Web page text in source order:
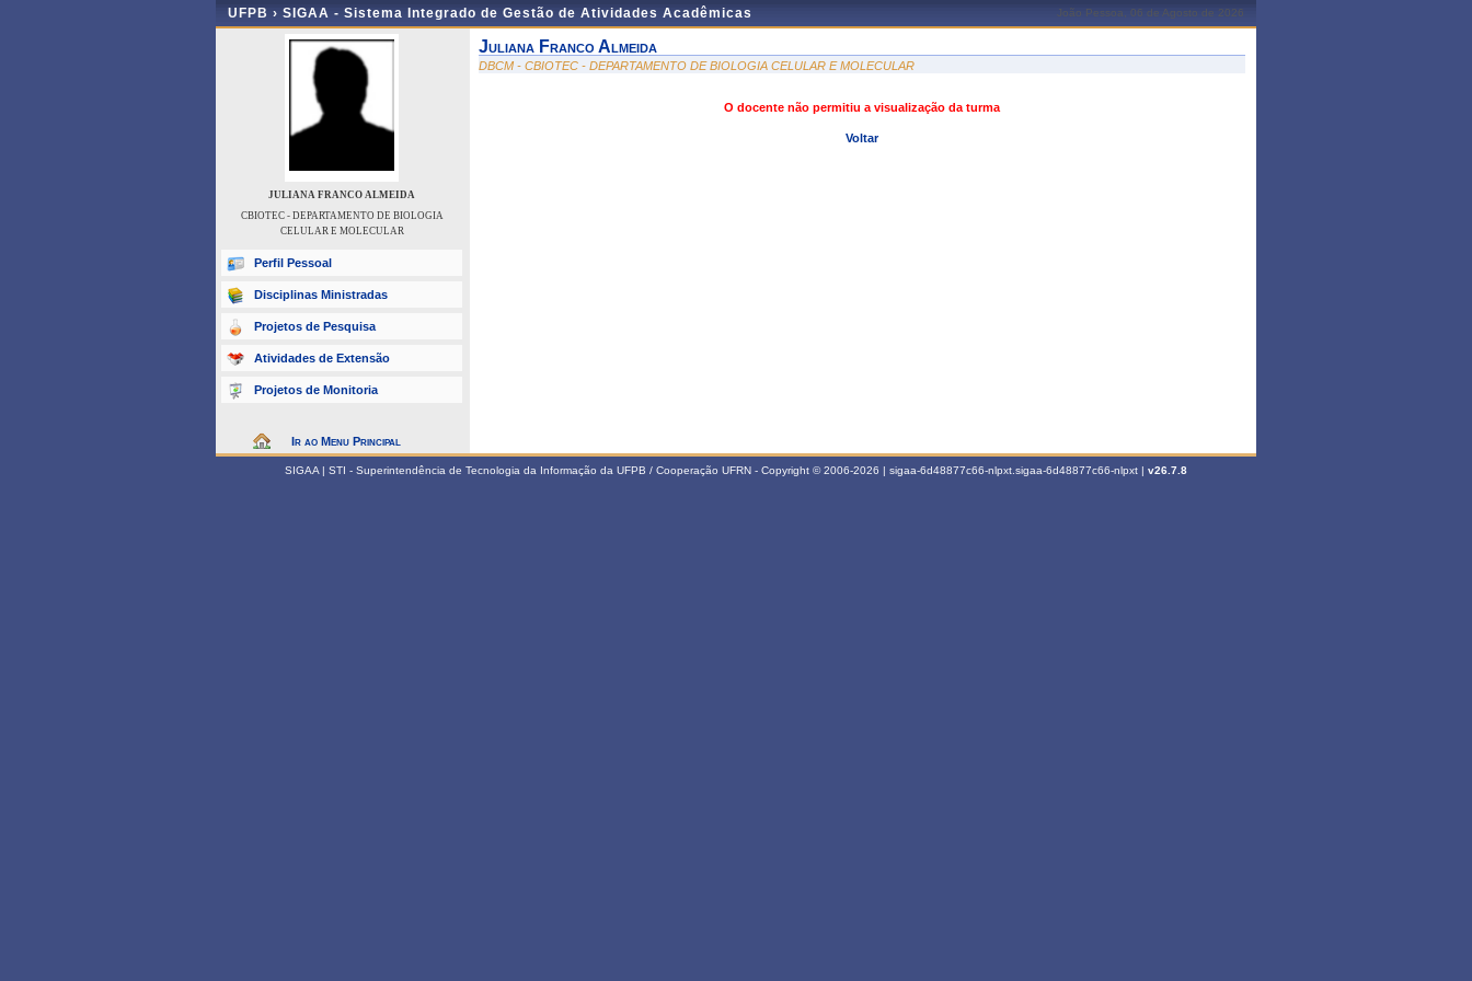
UFPB › SIGAA - Sistema Integrado de Gestão de Atividades Acadêmicas João Pessoa, 06 de Agosto de 2026
JULIANA FRANCO ALMEIDA
CBIOTEC - DEPARTAMENTO DE BIOLOGIA
CELULAR E MOLECULAR
Perfil Pessoal
Disciplinas Ministradas
Projetos de Pesquisa
Atividades de Extensão
Projetos de Monitoria
Ir ao Menu Principal
Juliana Franco Almeida
DBCM - CBIOTEC - DEPARTAMENTO DE BIOLOGIA CELULAR E MOLECULAR
O docente não permitiu a visualização da turma
Voltar
SIGAA | STI - Superintendência de Tecnologia da Informação da UFPB / Cooperação UFRN - Copyright © 2006-2026 | sigaa-6d48877c66-nlpxt.sigaa-6d48877c66-nlpxt | v26.7.8